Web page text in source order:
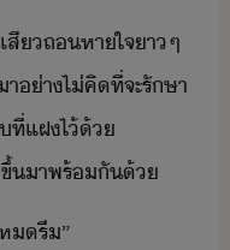
​ถหาใจ​า​ๆ​
​่า​ไ่​คิ​ที่จะ​รัษา​
ที่​แฝ​ไ้​้​
ขึ้​า​พร้ั​้
​รี​”